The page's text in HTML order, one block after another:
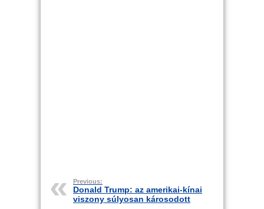
Previous:
Donald Trump: az amerikai-kínai
viszony súlyosan károsodott